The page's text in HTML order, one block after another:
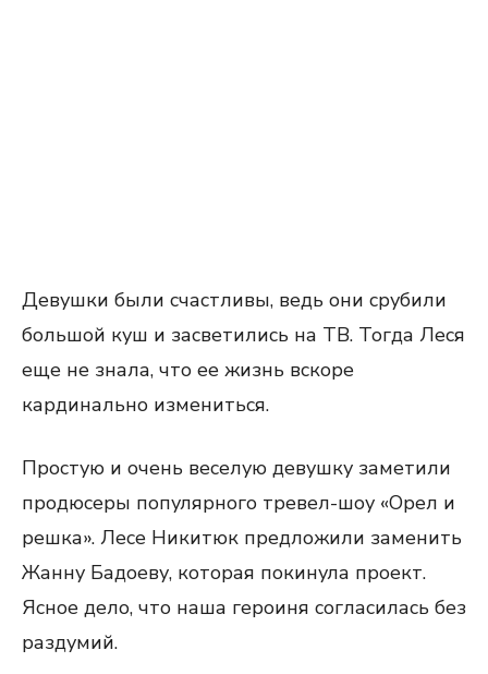
Девушки были счастливы, ведь они срубили
большой куш и засветились на ТВ. Тогда Леся
еще не знала, что ее жизнь вскоре
кардинально измениться.
Простую и очень веселую девушку заметили
продюсеры популярного тревел-шоу «Орел и
решка». Лесе Никитюк предложили заменить
Жанну Бадоеву, которая покинула проект.
Ясное дело, что наша героиня согласилась без
раздумий.